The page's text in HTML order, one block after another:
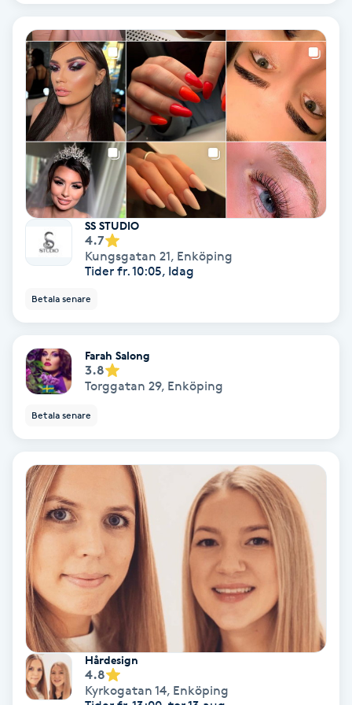
Babylights
Balayage
Bambumassage
Barber
Barnklippning
BIAB
Bottenfärg
Brynfärgning
Brynplockning
Bröllopsuppsättning
Celluliter
Coachning
SS STUDIO
4.7
Kungsgatan 21, Enköping
Tider fr. 10:05, Idag
Betala senare
Farah Salong
3.8
Torggatan 29, Enköping
Betala senare
Hårdesign
4.8
Kyrkogatan 14, Enköping